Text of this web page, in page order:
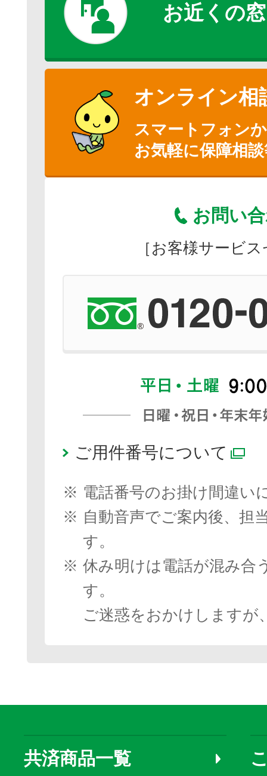
お近くの
オンライン相
スマートフォン
お気軽に保障相
お問い
［お客様サービ
ご用件番号について
※ 電話番号のお掛け間違い
※ 自動音声でご案内後、担
す。
※ 休み明けは電話が混み合
す。
ご迷惑をおかけしますが
共済商品一覧